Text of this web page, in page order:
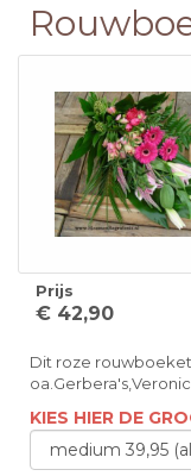
Prijs
€ 42,90
Dit roze
KIES HIER DE